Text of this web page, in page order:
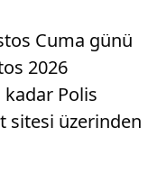
Cuma günü
2026
kadar Polis
sitesi üzerinden